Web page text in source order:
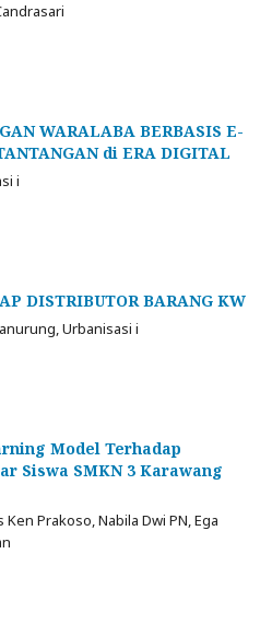
WARALABA BERBASIS E-
di ERA DIGITAL
i
DISTRIBUTOR BARANG KW
Urbanisasi i
Model Terhadap
Siswa SMKN 3 Karawang
Prakoso, Nabila Dwi PN, Ega